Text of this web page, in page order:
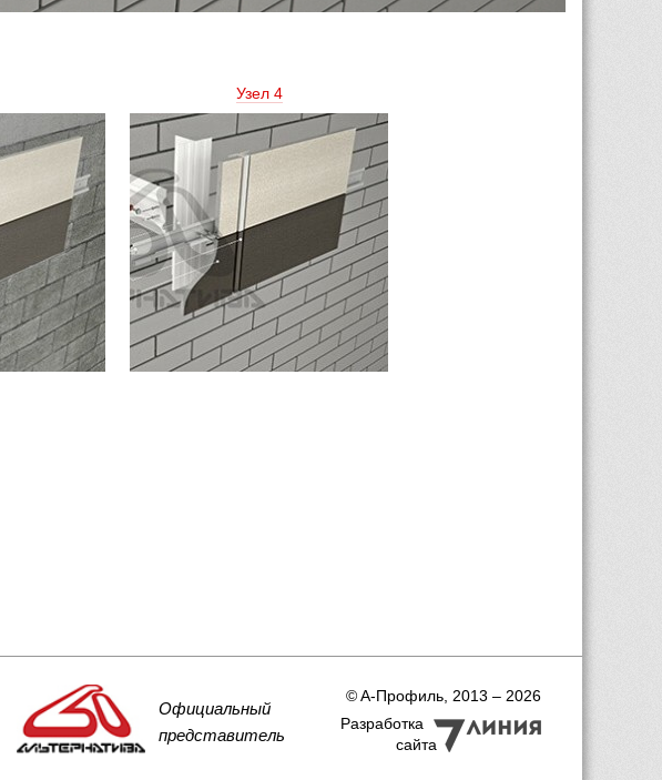
Узел 4
Официальный
представитель
© A-Профиль, 2013 – 2026
Разработка
сайта